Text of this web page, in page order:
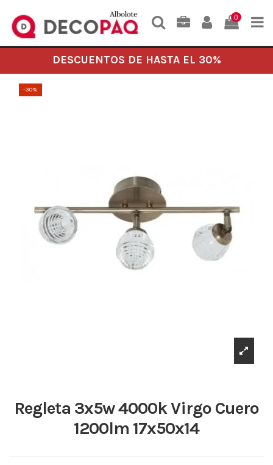
0
DESCUENTOS DE HASTA EL 30%
-30%
Regleta 3x5w 4000k Virgo Cuero
1200lm 17x50x14